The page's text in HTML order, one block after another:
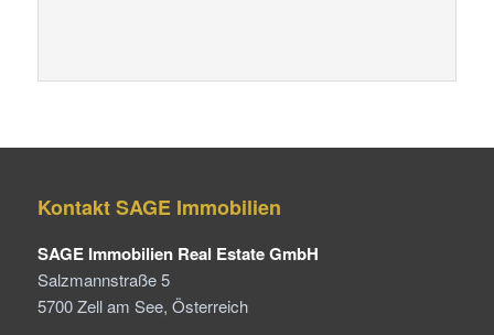
Kontakt SAGE Immobilien
SAGE Immobilien Real Estate GmbH
Salzmannstraße 5
5700 Zell am See, Österreich